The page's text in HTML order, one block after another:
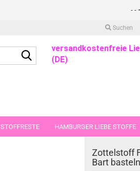
Suchen
- -
Suche...versandkostenfreie
(DE)
STOFFRESTE HAMBURGER LIEBE STOFFE
STOFFE IN STÜCKEN VON 25 UND 50 CM
Zottelstoff
Bart